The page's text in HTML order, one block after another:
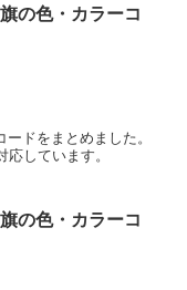
の色・カラーコ
ドをまとめました。
しています。
の色・カラーコ